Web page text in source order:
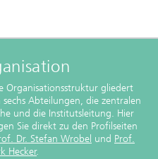
Organisationsstruktur gliedert
sechs Abteilungen, die zentralen
und die Institutsleitung. Hier
Sie direkt zu den Profilseiten
Dr. Stefan Wrobel und Prof.
Hecker.